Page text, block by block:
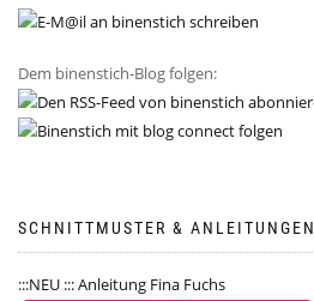
Dem binenstich-Blog folgen:
SCHNITTMUSTER & ANLEITUNGEN
:::NEU ::: Anleitung Fina Fuchs